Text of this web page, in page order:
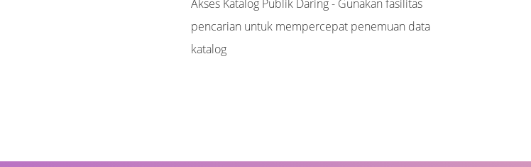
Akses Katalog Publik Daring - Gunakan fasilitas
pencarian untuk mempercepat penemuan data
katalog